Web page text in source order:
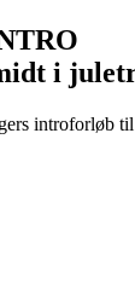
i
introforløb